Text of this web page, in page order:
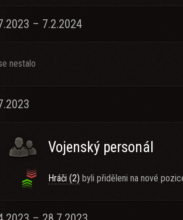
– 7.2.2024
nestalo
Vojenský personál
Hráči (2) byli přiděleni na nové